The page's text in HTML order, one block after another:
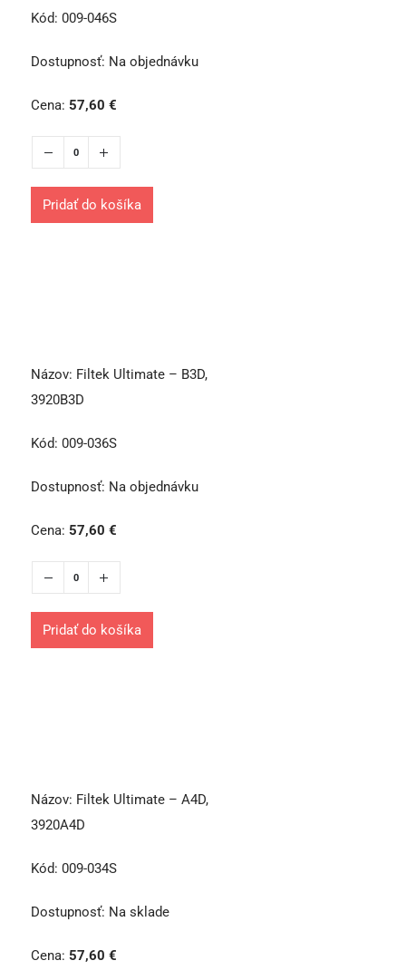
Kód: 009-046S
Dostupnosť: Na objednávku
Cena: 57,60 €
Pridať do košíka
Názov: Filtek Ultimate – B3D,
3920B3D
Kód: 009-036S
Dostupnosť: Na objednávku
Cena: 57,60 €
Pridať do košíka
Názov: Filtek Ultimate – A4D,
3920A4D
Kód: 009-034S
Dostupnosť: Na sklade
Cena: 57,60 €